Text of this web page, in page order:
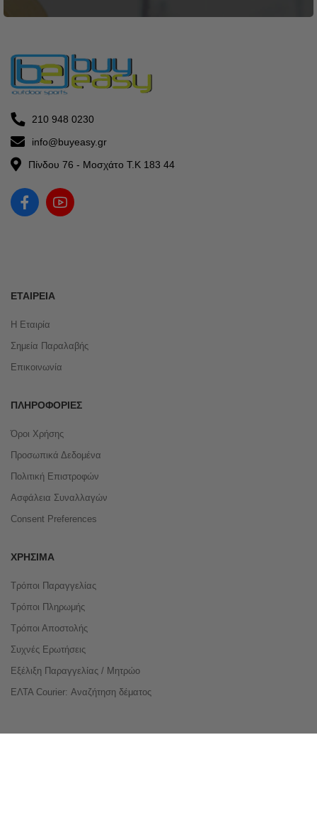
210 948 0230
info@buyeasy.gr
Πίνδου 76 - Μοσχάτο Τ.Κ 183 44
ΕΤΑΙΡΕΊΑ
Η Εταιρία
Σημεία Παραλαβής
Επικοινωνία
ΠΛΗΡΟΦΟΡΊΕΣ
Όροι Χρήσης
Προσωπικά Δεδομένα
Πολιτική Επιστροφών
Ασφάλεια Συναλλαγών
Consent Preferences
ΧΡΉΣΙΜΑ
Τρόποι Παραγγελίας
Τρόποι Πληρωμής
Τρόποι Αποστολής
Συχνές Ερωτήσεις
Εξέλιξη Παραγγελίας / Μητρώο
ΕΛΤΑ Courier: Αναζήτηση δέματος